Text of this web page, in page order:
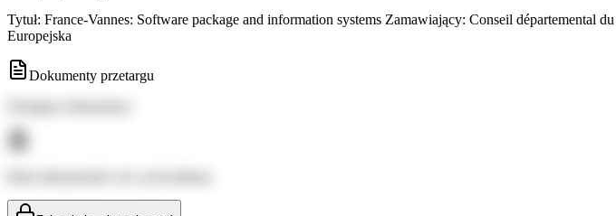
Tytuł: France-Vannes: Software package and information systems Zamawiający: Conseil
Europejska
Dokumenty przetargu